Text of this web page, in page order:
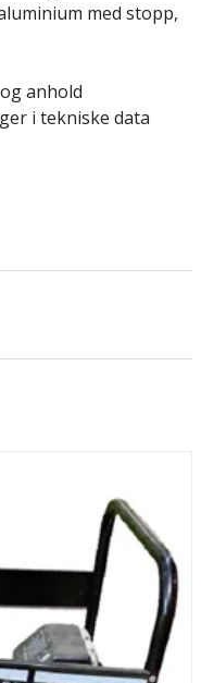
med stopp,
anhold
i tekniske data